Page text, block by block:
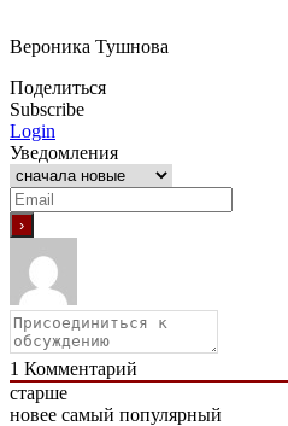
Вероника Тушнова
Поделиться
Subscribe
Login
Уведомления
1 Комментарий
старше
новее самый популярный